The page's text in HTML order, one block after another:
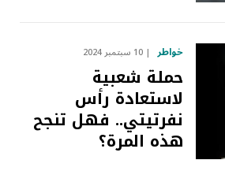
خواطر 10 سبتمبر 2024
حملة شعبية
لاستعادة رأس
نفرتيتي.. فهل تنجح
هذه المرة؟